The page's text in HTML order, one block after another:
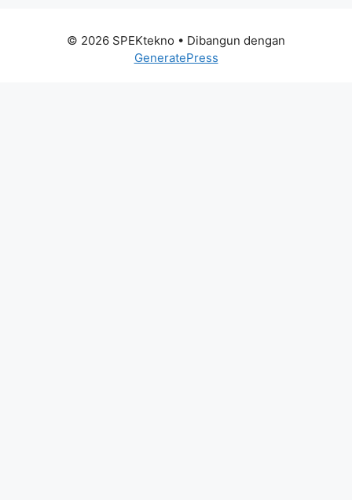
© 2026 SPEKtekno • Dibangun dengan
GeneratePress